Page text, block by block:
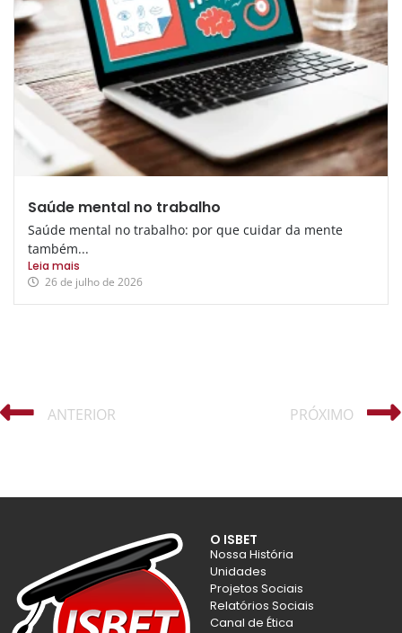
Saúde mental no trabalho
Saúde mental no trabalho: por que cuidar da mente
também...
Leia mais
26 de julho de 2026
ANTERIOR PRÓXIMO
O ISBET
Nossa História
Unidades
Projetos Sociais
Relatórios Sociais
Canal de Ética